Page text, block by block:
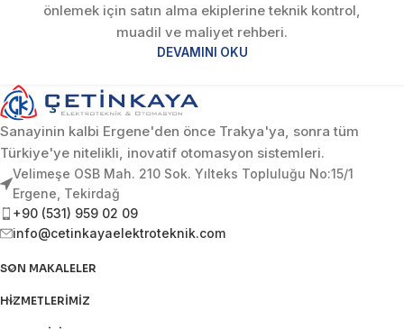
önlemek için satın alma ekiplerine teknik kontrol,
muadil ve maliyet rehberi.
DEVAMINI OKU
Sanayinin kalbi Ergene'den önce Trakya'ya, sonra tüm
Türkiye'ye nitelikli, inovatif otomasyon sistemleri.
Velimeşe OSB Mah. 210 Sok. Yılteks Topluluğu No:15/1
Ergene, Tekirdağ
+90 (531) 959 02 09
info@cetinkayaelektroteknik.com
SON MAKALELER
HIZMETLERIMIZ